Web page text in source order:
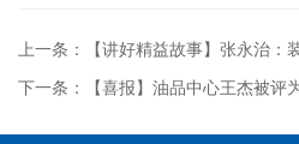
上一条：【讲好精益故事】张永治：
下一条：【喜报】油品中心王杰被评